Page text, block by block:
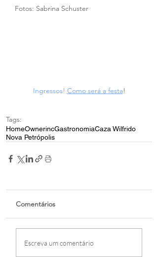
Fotos: Sabrina Schuster
Ingressos! Como será a festa!
Tags:
HomeOwnerincGastronomiaCaza Wilfrido
Nova Petrópolis
Comentários
Escreva um comentário